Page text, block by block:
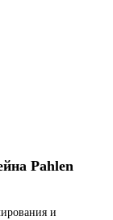
Рahlen
и